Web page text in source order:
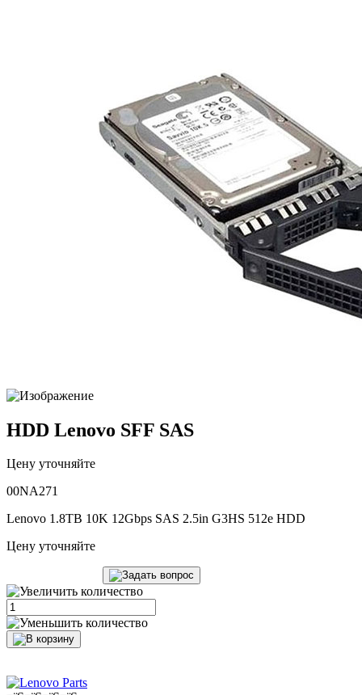
HDD Lenovo SFF SAS
Цену уточняйте
00NA271
Lenovo 1.8TB 10K 12Gbps SAS 2.5in G3HS 512e HDD
Цену уточняйте